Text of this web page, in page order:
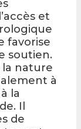
et
favorise
soutien.
la nature
à
la
Il
de